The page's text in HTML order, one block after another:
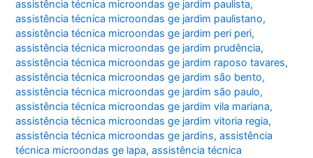
assistência técnica microondas ge jardim paulista,
assistência técnica microondas ge jardim paulistano,
assistência técnica microondas ge jardim peri peri,
assistência técnica microondas ge jardim prudência,
assistência técnica microondas ge jardim raposo tavares,
assistência técnica microondas ge jardim são bento,
assistência técnica microondas ge jardim são paulo,
assistência técnica microondas ge jardim vila mariana,
assistência técnica microondas ge jardim vitoria regia,
assistência técnica microondas ge jardins,assistência
técnica microondas ge lapa,assistência técnica